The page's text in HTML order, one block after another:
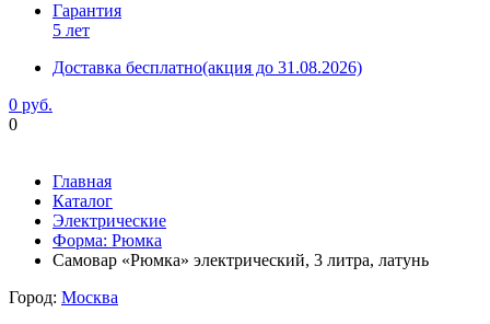
Гарантия
5 лет
Доставка бесплатно(акция до 31.08.2026)
0 руб.
0
Главная
Каталог
Электрические
Форма: Рюмка
Самовар «Рюмка» электрический, 3 литра, латунь
Город: Москва